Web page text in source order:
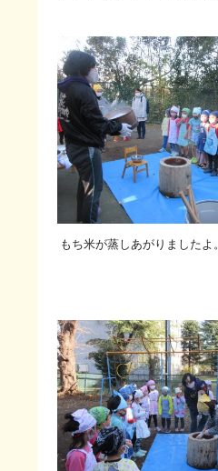
もち米が蒸しあがりましたよ。